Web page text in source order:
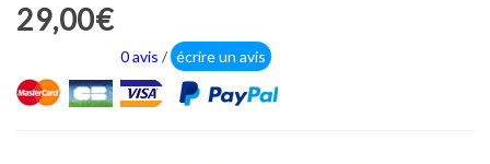
29,00€
0 avis / écrire un avis